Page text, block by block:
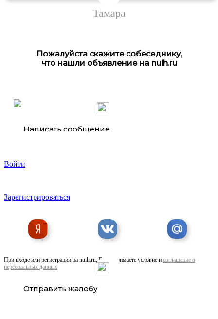
Тамара
Пожалуйста скажите собеседнику,
что нашли объявление на nuih.ru
Написать сообщение
Войти
Зарегистрироваться
При входе или регистрации на nuih.ru, Вы принимаете условие и соглашение о
персональных данных
Отправить жалобу